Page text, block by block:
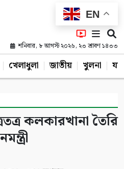
EN
শনিবার, ৮ আগস্ট ২০২৬, ২৩ শ্রাবণ ১৪৩৩
খেলাধুলা জাতীয় খুলনা
কলকারখানা তৈরি